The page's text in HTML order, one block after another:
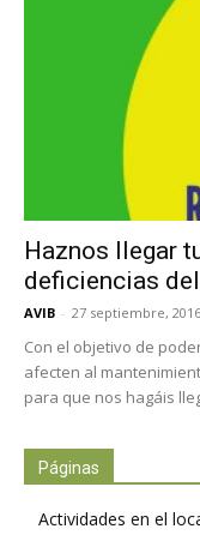
Haznos llegar
deficiencias
AVIB - 27 septiembre, 2016
Con el objetivo de
afecten al
para que nos hagáis
Páginas
Actividades en el